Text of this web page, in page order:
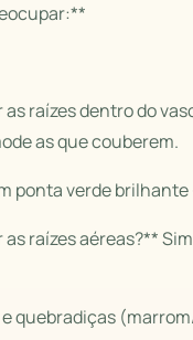
raízes dentro do
as que couberem.
ponta verde
raízes aéreas?**
e quebradiças